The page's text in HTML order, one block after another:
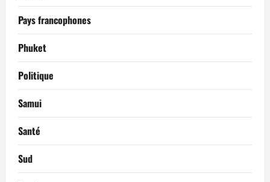
Pays francophones
Phuket
Politique
Samui
Santé
Sud